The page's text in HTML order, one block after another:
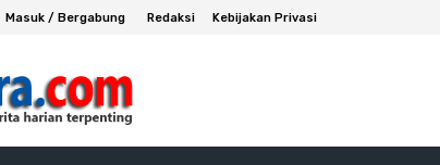
Masuk / Bergabung Redaksi Kebijakan Privasi